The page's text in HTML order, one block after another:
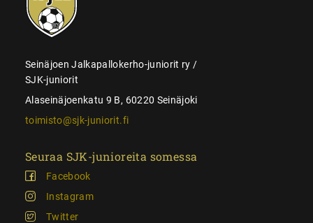
juniorit
Seinäjoen Jalkapallokerho-juniorit ry /
SJK-juniorit
Alaseinäjoenkatu 9 B, 60220 Seinäjoki
toimisto@sjk-juniorit.fi
Seuraa SJK-junioreita somessa
Facebook
Instagram
Twitter